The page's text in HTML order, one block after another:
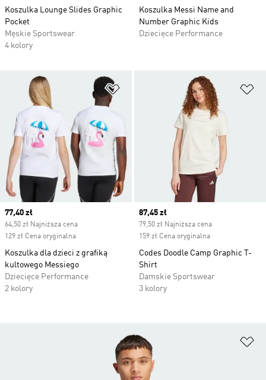
Koszulka Lounge Slides Graphic
Pocket
Męskie Sportswear
4 kolory
Koszulka Messi Name and
Number Graphic Kids
Dziecięce Performance
Dodaj do listy życzeń
Current price
77,40 zł
64,50 zł Najniższa cena
129 zł Cena oryginalna
Koszulka dla dzieci z grafiką
kultowego Messiego
Dziecięce Performance
2 kolory
Current price
87,45 zł
79,50 zł Najniższa cena
159 zł Cena oryginalna
Codes Doodle Camp Graphic T-
Shirt
Damskie Sportswear
3 kolory